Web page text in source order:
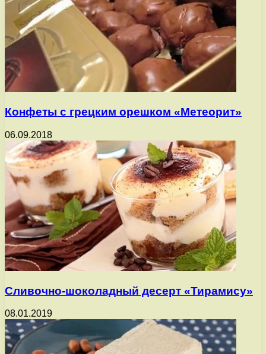
Конфеты с грецким орешком «Метеорит»
06.09.2018
Cливочно-шоколадный десерт «Тирамису»
08.01.2019